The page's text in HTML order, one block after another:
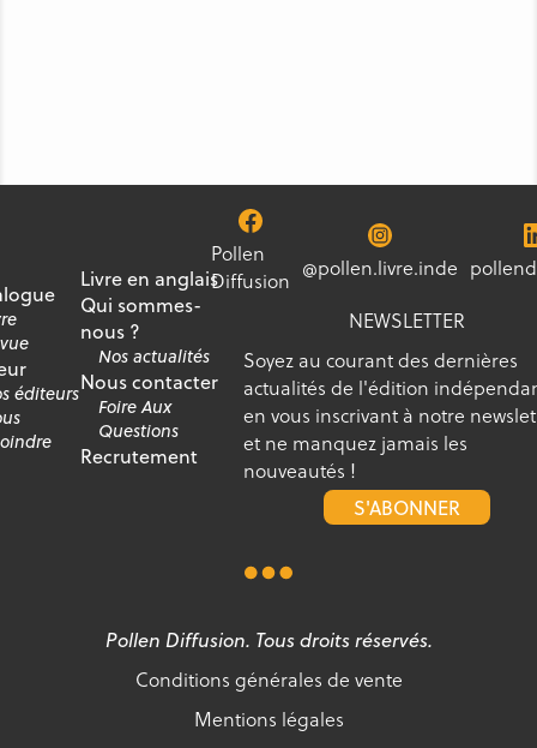
éditeurs
Livre en anglais
Qui sommes-
nous ?
Nos actualités
Nous contacter
Foire Aux
Questions
Recrutement
Pollen
Diffusion @pollen.livre.inde
NEWSLETTER
Soyez au courant des dernières
actualités de l'édition
en vous inscrivant à notre
et ne manquez jamais les
nouveautés !
S'ABONNER
Pollen Diffusion. Tous droits réservés.
Conditions générales de vente
Mentions légales